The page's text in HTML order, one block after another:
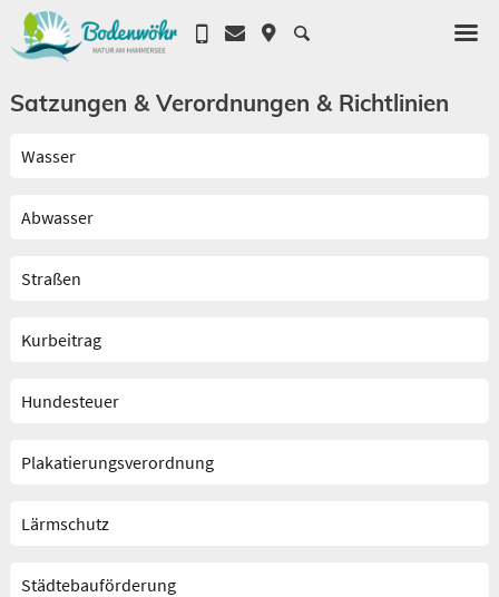
Satzungen & Verordnungen & Richtlinien
Wasser
Abwasser
Straßen
Kurbeitrag
Hundesteuer
Plakatierungsverordnung
Lärmschutz
Städtebauförderung